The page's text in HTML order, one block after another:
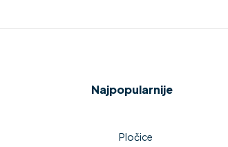
Najpopularnije
Pločice